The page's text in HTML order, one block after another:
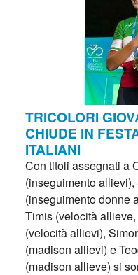
TRICOLORI
CHIUDE IN
ITALIANI
Con titoli assegnati a
(inseguimento
(inseguimento donne
Timis (velocità
(velocità allievi),
(madison allievi) e
(madison allieve) si